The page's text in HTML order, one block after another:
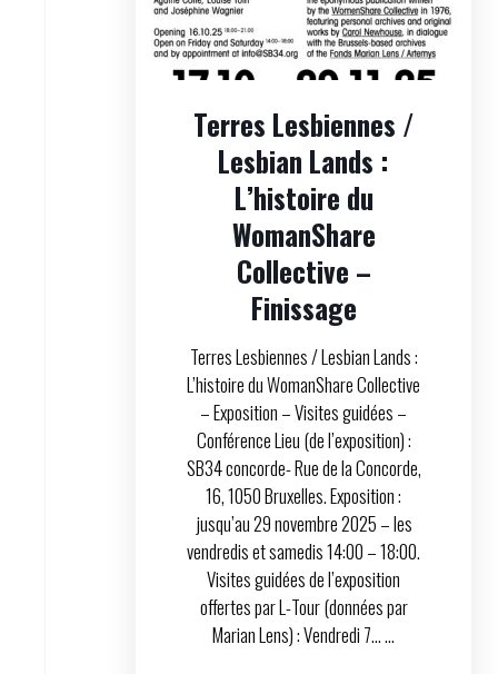
Terres Lesbiennes /
Lesbian Lands :
L’histoire du
WomanShare
Collective –
Finissage
Terres Lesbiennes / Lesbian Lands :
L’histoire du WomanShare Collective
– Exposition – Visites guidées –
Conférence Lieu (de l’exposition) :
SB34 concorde- Rue de la Concorde,
16, 1050 Bruxelles. Exposition :
jusqu’au 29 novembre 2025 – les
vendredis et samedis 14:00 – 18:00.
Visites guidées de l’exposition
offertes par L-Tour (données par
Marian Lens) : Vendredi 7… ...